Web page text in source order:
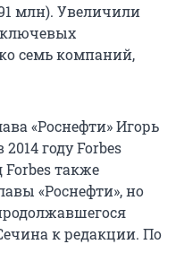
млн). Увеличили
семь компаний,
«Роснефти» Игорь
году Forbes
Forbes также
«Роснефти», но
к редакции. По